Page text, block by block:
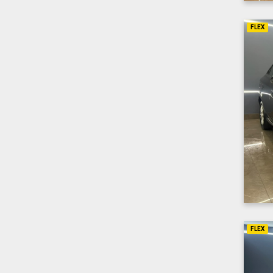
FLEX
FLEX